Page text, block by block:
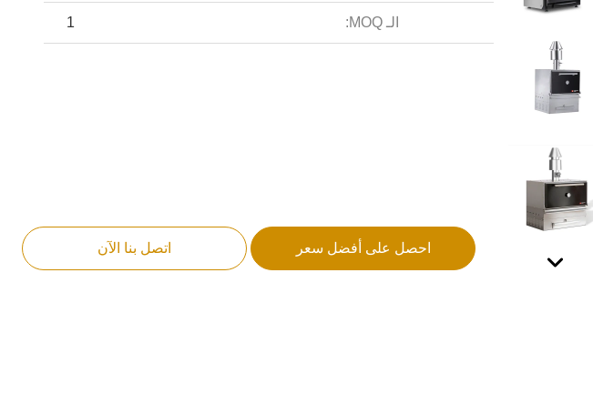
الـ MOQ: 1
احصل على أفضل سعر اتصل بنا الآن